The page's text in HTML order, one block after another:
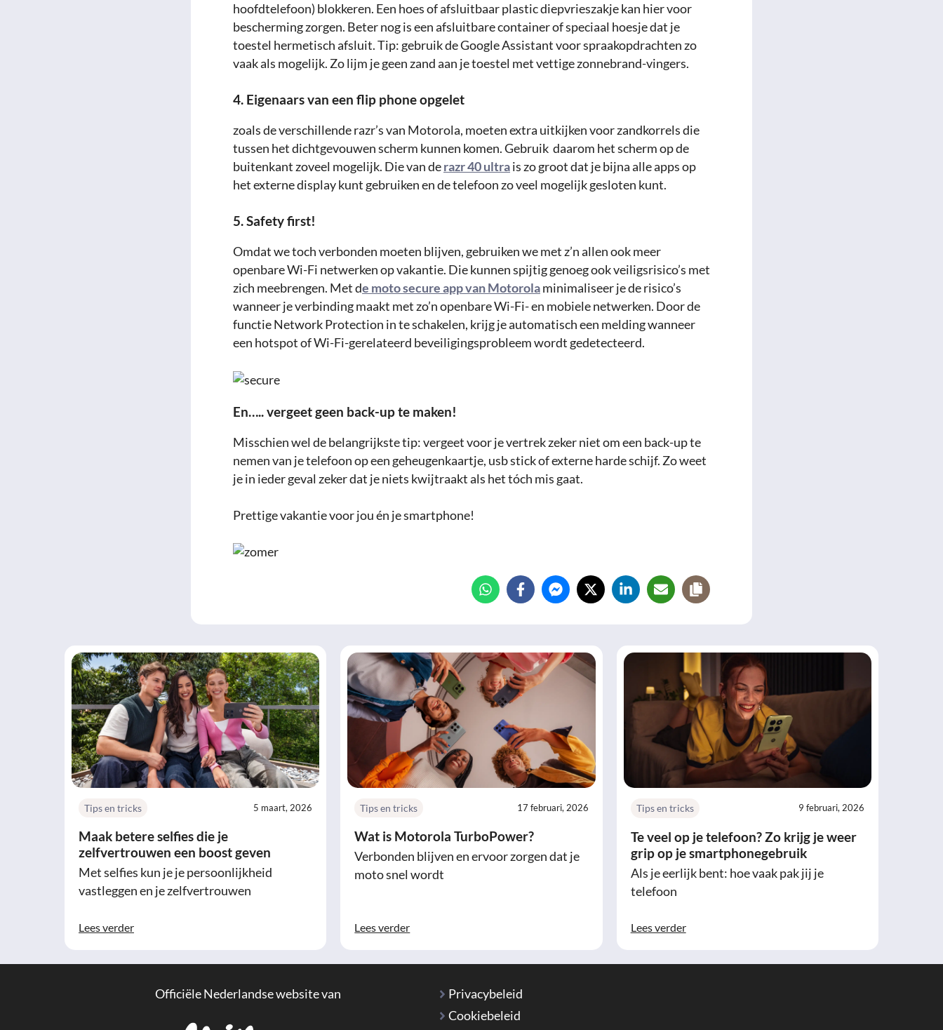
hoofdtelefoon) blokkeren. Een hoes of afsluitbaar plastic diepvrieszakje kan hier voor
bescherming zorgen. Beter nog is een afsluitbare container of speciaal hoesje dat je
toestel hermetisch afsluit. Tip: gebruik de Google Assistant voor spraakopdrachten zo
vaak als mogelijk. Zo lijm je geen zand aan je toestel met vettige zonnebrand-vingers.
4. Eigenaars van een flip phoneopgelet
zoals de verschillende razr’s van Motorola, moeten extra uitkijken voor zandkorrels die
tussen het dichtgevouwen scherm kunnen komen. Gebruik daarom het scherm op de
buitenkant zoveel mogelijk. Die van derazr 40 ultrais zo groot dat je bijna alle apps op
het externe display kunt gebruiken en de telefoon zo veel mogelijk gesloten kunt.
5. Safety first!
Omdat we toch verbonden moeten blijven, gebruiken we met z’n allen ook meer
openbare Wi-Fi netwerken op vakantie. Die kunnen spijtig genoeg ook veiligsrisico’s met
zich meebrengen. Met de moto secure app van Motorolaminimaliseer je de risico’s
wanneer je verbinding maakt met zo’n openbare Wi-Fi- en mobiele netwerken. Door de
functie Network Protection in te schakelen, krijg je automatisch een melding wanneer
een hotspot of Wi-Fi-gerelateerd beveiligingsprobleem wordt gedetecteerd.
En….. vergeet geen back-up te maken!
Misschien wel de belangrijkste tip: vergeet voor je vertrek zeker niet om een back-up te
nemen van je telefoon op een geheugenkaartje, usb stick of externe harde schijf. Zo weet
je in ieder geval zeker dat je niets kwijtraakt als het tóch mis gaat.
Prettige vakantie voor jou én je smartphone!
Tips en tricks 5 maart, 2026
Maak betere selfies die je
zelfvertrouwen een boost geven
Met selfies kun je je persoonlijkheid
vastleggen en je zelfvertrouwen
Lees verder
Tips en tricks 17 februari, 2026
Wat is Motorola TurboPower?
Verbonden blijven en ervoor zorgen dat je
moto snel wordt
Lees verder
Tips en tricks 9 februari, 2026
Te veel op je telefoon? Zo krijg je weer
grip op je smartphonegebruik
Als je eerlijk bent: hoe vaak pak jij je
telefoon
Lees verder
Officiële Nederlandse website van
Privacybeleid
Cookiebeleid